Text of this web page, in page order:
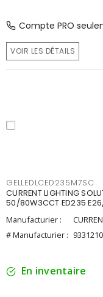
Compte PRO
VOIR LES DÉTAILS
GELLEDLCED235M7SC
CURRENT LIGHTING
50/80W3CCT ED235
Manufacturier :
# Manufacturier :
En inventaire